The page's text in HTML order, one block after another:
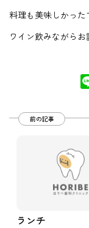
料理も美味しかった
ワイン飲みながらお
前の記事
ランチ